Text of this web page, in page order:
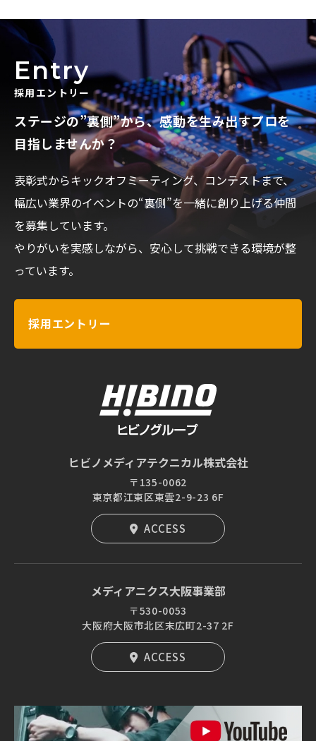
Entry
採用エントリー
ステージの”裏側”から、感動を生み出すプロを
目指しませんか？
表彰式からキックオフミーティング、コンテストまで、
幅広い業界のイベントの“裏側”を一緒に創り上げる仲間
を募集しています。
やりがいを実感しながら、安心して挑戦できる環境が整
っています。
採用エントリー
ヒビノメディアテクニカル株式会社
〒135-0062
東京都江東区東雲2-9-23 6F
ACCESS
メディアニクス大阪事業部
〒530-0053
大阪府大阪市北区末広町2-37 2F
ACCESS